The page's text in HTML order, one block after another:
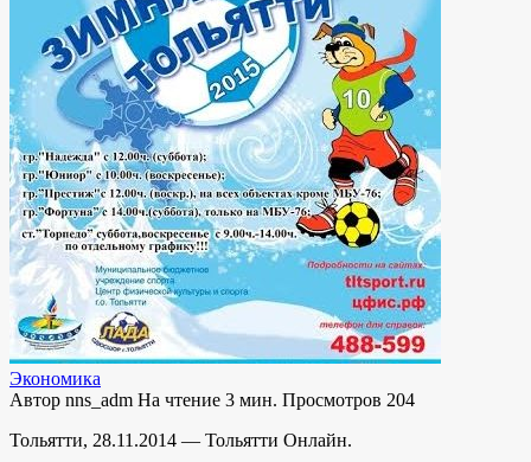
Экономика
Автор nns_adm На чтение 3 мин. Просмотров 204
Тольятти, 28.11.2014 — Тольятти Онлайн.